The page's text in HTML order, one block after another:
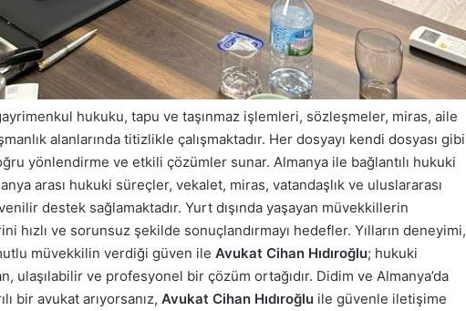
hukuku, tapu ve taşınmaz işlemleri, sözleşmeler, miras, aile
alanlarında titizlikle çalışmaktadır. Her dosyayı kendi dosyası gibi
yönlendirme ve etkili çözümler sunar. Almanya ile bağlantılı hukuki
arası hukuki süreçler, vekalet, miras, vatandaşlık ve uluslararası
destek sağlamaktadır. Yurt dışında yaşayan müvekkillerin
hızlı ve sorunsuz şekilde sonuçlandırmayı hedefler. Yılların deneyimi,
müvekkilin verdiği güven ile Avukat Cihan Hıdıroğlu; hukuki
ulaşılabilir ve profesyonel bir çözüm ortağıdır. Didim ve Almanya’da
bir avukat arıyorsanız, Avukat Cihan Hıdıroğlu ile güvenle iletişime